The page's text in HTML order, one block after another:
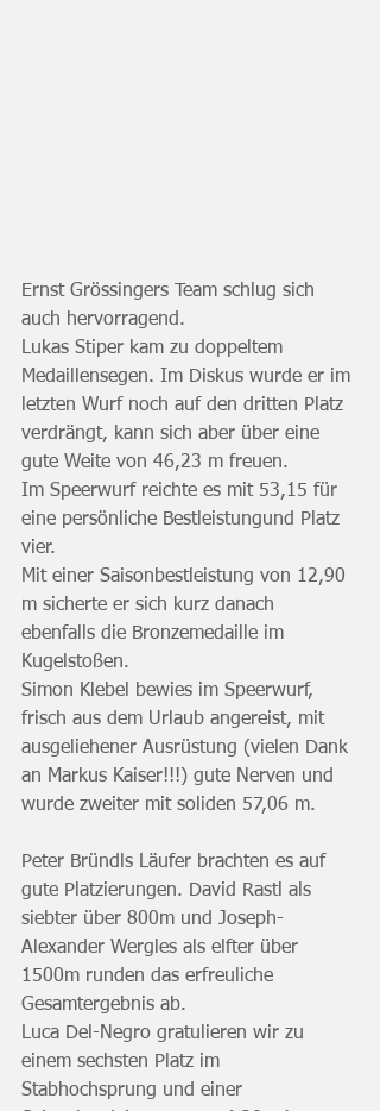
Ernst Grössingers Team schlug sich
auch hervorragend.
Lukas Stiper kam zu doppeltem
Medaillensegen. Im Diskus wurde er im
letzten Wurf noch auf den dritten Platz
verdrängt, kann sich aber über eine
gute Weite von 46,23 m freuen.
Im Speerwurf reichte es mit 53,15 für
eine persönliche Bestleistungund Platz
vier.
Mit einer Saisonbestleistung von 12,90
m sicherte er sich kurz danach
ebenfalls die Bronzemedaille im
Kugelstoßen.
Simon Klebel bewies im Speerwurf,
frisch aus dem Urlaub angereist, mit
ausgeliehener Ausrüstung (vielen Dank
an Markus Kaiser!!!) gute Nerven und
wurde zweiter mit soliden 57,06 m.
Peter Bründls Läufer brachten es auf
gute Platzierungen. David Rastl als
siebter über 800m und Joseph-
Alexander Wergles als elfter über
1500m runden das erfreuliche
Gesamtergebnis ab.
Luca Del-Negro gratulieren wir zu
einem sechsten Platz im
Stabhochsprung und einer